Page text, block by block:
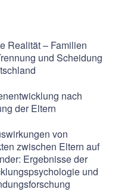
Realität – Familien
und Scheidung
nach
der Eltern
von
zwischen Eltern auf
Ergebnisse der
und